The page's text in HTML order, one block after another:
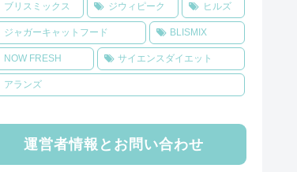
ブリスミックス ジウィピーク ヒルズ
ジャガーキャットフード BLISMIX
NOW FRESH サイエンスダイエット
アランズ
運営者情報とお問い合わせ